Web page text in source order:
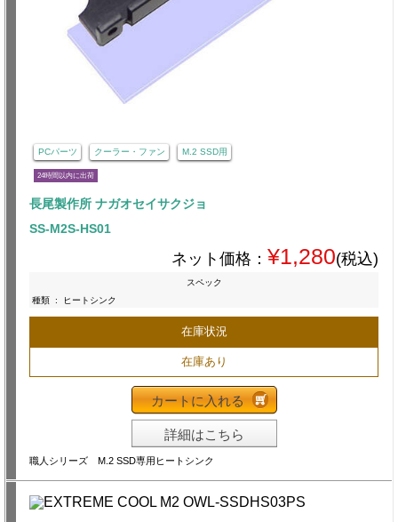
PCパーツ クーラー・ファン M.2 SSD用
24時間以内に出荷
長尾製作所 ナガオセイサクジョ
SS-M2S-HS01
ネット価格： ¥1,280(税込)
スペック
種類 : ヒートシンク
在庫状況
在庫あり
カートに入れる
詳細はこちら
職人シリーズ M.2 SSD専用ヒートシンク